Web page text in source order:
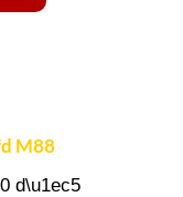
M88
d\u1ec5